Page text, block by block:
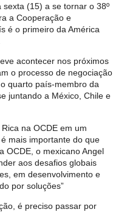
sexta (15) a se tornar o 38º
a Cooperação e
é o primeiro da América
acontecer nos próximos
o processo de negociação
quarto país-membro da
juntando a México, Chile e
na OCDE em um
mais importante do que
OCDE, o mexicano Angel
aos desafios globais
em desenvolvimento e
por soluções”
é preciso passar por